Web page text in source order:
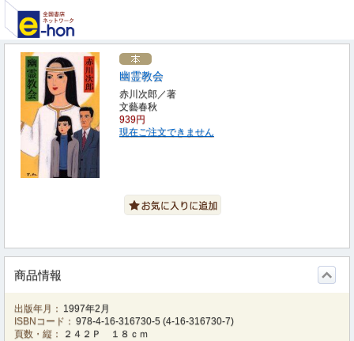
幽霊教会
赤川次郎／著
文藝春秋
939円
現在ご注文できません
商品情報
出版年月： 1997年2月
ISBNコード： 978-4-16-316730-5 (4-16-316730-7)
頁数・縦：
２４２Ｐ １８ｃｍ